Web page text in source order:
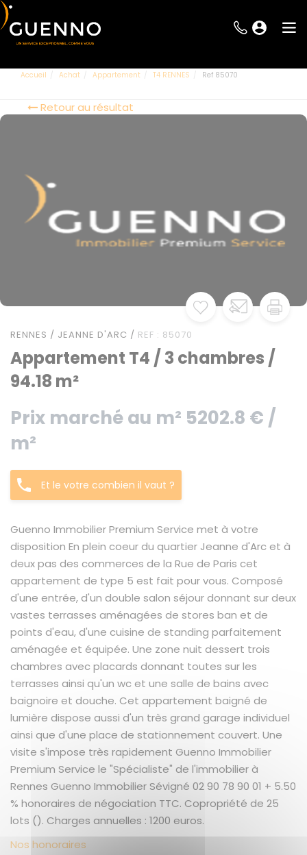
Accueil Achat Appartement T4 RENNES Ref 85070
Retour au résultat
RENNES / JEANNE D'ARC / REF : 85070
Appartement T4 / 3 chambres /
94.18 m²
Prix marché au m² 5202.8 € /
m²
Et le votre combien il vaut ?
Guenno Immobilier Premium Service met à votre
disposition En plein coeur du quartier Jeanne d'Arc et à
deux pas des commerces de la Rue de Paris cet
appartement de type 5 est fait pour vous. Composé
d'une entrée, d'un double salon séjour donnant sur deux
vastes terrasses aménagées de stores ban et de
points d'eau, d'une cuisine de standing parfaitement
aménagée et équipée. Une zone nuit dessert trois
chambres avec placards donnant toutes sur les
terrasses ainsi qu'un wc et une salle de bains avec
baignoire et douche. Cet appartement baigné de
lumière dispose aussi d'un très grand garage individuel
ainsi que d'une place de stationnement couvert. Une
visite s'impose très rapidement Guenno Immobilier
Premium Service le "Spécialiste" de l'immobilier à
Rennes Guenno Immobilier Sévigné 02 90 78 90 01 + 5.50
% honoraires de négociation TTC. Copropriété de 25
lots (). Charges annuelles : 1200 euros.
Nos honoraires